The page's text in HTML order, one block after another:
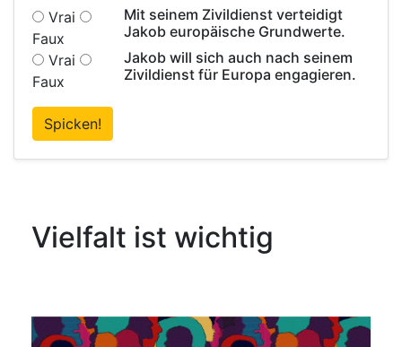
Vrai
Faux
Mit seinem Zivildienst verteidigt
Jakob europäische Grundwerte.
Vrai
Faux
Jakob will sich auch nach seinem
Zivildienst für Europa engagieren.
Spicken!
Vielfalt ist wichtig